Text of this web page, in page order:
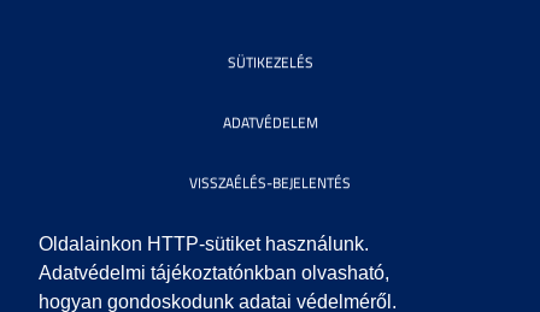
Oldalainkon HTTP-sütiket használunk.
Adatvédelmi tájékoztatónkban olvasható,
hogyan gondoskodunk adatai védelméről.
SÜTIKEZELÉS
ADATVÉDELEM
VISSZAÉLÉS-BEJELENTÉS
KÖZÉRDEKŰ ADATOK
IMPRESSZUM